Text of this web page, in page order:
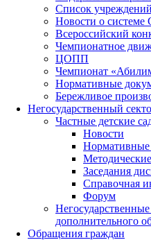
Список
Новости о
Всероссийский
Чемпионатное
ЦОПП
Чемпионат
Нормативные
Бережливое
Негосударственный
Частные детские
Новости
Заседания
Справочная
Форум
дополнительного
Обращения граждан